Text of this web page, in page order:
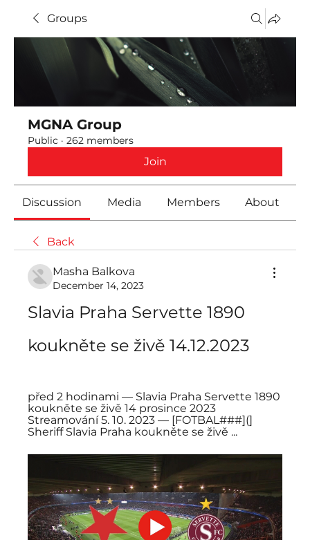
Groups
MGNA Group
Public · 262 members
Join
Discussion Media Members About
Back
Masha Balkova
December 14, 2023
Slavia Praha Servette 1890
koukněte se živě 14.12.2023
před 2 hodinami — Slavia Praha Servette 1890
koukněte se živě 14 prosince 2023
Streamování 5. 10. 2023 — [FOTBAL###](]
Sheriff Slavia Praha koukněte se živě ...